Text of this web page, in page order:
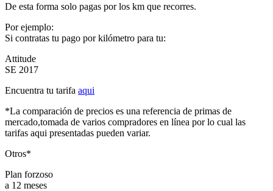
De esta forma solo pagas por los km que recorres.
Por ejemplo:
Si contratas tu pago por kilómetro para tu:
Attitude
SE 2017
Encuentra tu tarifa aqui
*La comparación de precios es una referencia de primas de
mercado,tomada de varios compradores en línea por lo cual las
tarifas aqui presentadas pueden variar.
Otros*
Plan forzoso
a 12 meses